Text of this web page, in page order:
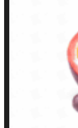
Política de
Política de
Política de